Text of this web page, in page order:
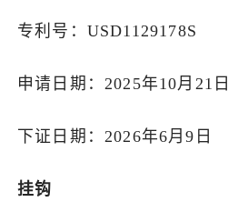
专利号：USD1129178S
申请日期：2025年10月21日
下证日期：2026年6月9日
挂钩